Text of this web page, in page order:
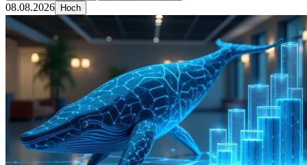
08.08.2026 Hoch